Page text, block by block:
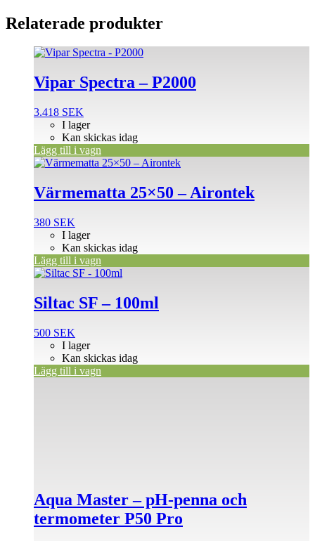
Relaterade produkter
Vipar Spectra – P2000
3.418 SEK
I lager
Kan skickas idag
Lägg till i vagn
Värmematta 25×50 – Airontek
380 SEK
I lager
Kan skickas idag
Lägg till i vagn
Siltac SF – 100ml
500 SEK
I lager
Kan skickas idag
Lägg till i vagn
Aqua Master – pH-penna och
termometer P50 Pro